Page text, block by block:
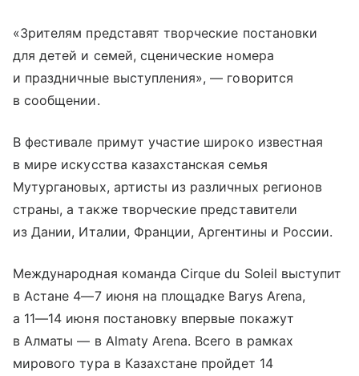
«Зрителям представят творческие постановки
для детей и семей, сценические номера
и праздничные выступления», — говорится
в сообщении.
В фестивале примут участие широко известная
в мире искусства казахстанская семья
Мутургановых, артисты из различных регионов
страны, а также творческие представители
из Дании, Италии, Франции, Аргентины и России.
Международная команда Cirque du Soleil выступит
в Астане 4—7 июня на площадке Barys Arena,
а 11—14 июня постановку впервые покажут
в Алматы — в Almaty Arena. Всего в рамках
мирового тура в Казахстане пройдет 14